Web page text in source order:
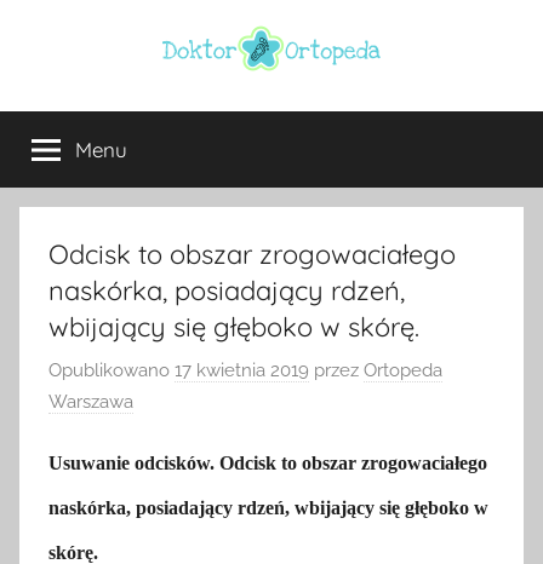
Doktor
ortopeda
Warszawa
usg
Warszawa,
ginekolog,
urolog,
dietetyk
Menu
Odcisk to obszar zrogowaciałego
naskórka, posiadający rdzeń,
wbijający się głęboko w skórę.
Opublikowano 17 kwietnia 2019 przez Ortopeda
Warszawa
Usuwanie odcisków. Odcisk to obszar zrogowaciałego
naskórka, posiadający rdzeń, wbijający się głęboko w
skórę.